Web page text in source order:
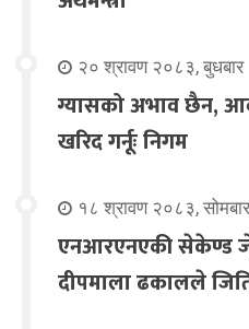
२० श्रावण २०८३, बुधबार
ग्यासको अभाव छैन,
खरिद गर्नूः निगम
१८ श्रावण २०८३, सोमबार
एनआरएनएकी सेकेण्ड
दीपमाला ढकालले